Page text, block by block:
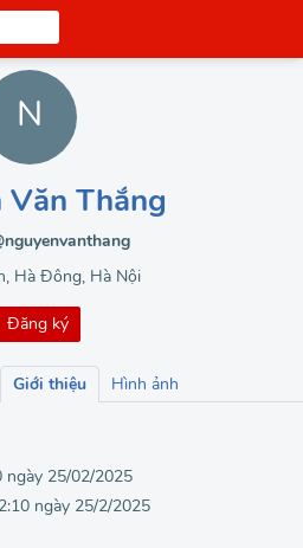
N
Văn Thắng
Hà Đông, Hà Nội
Đăng ký
Giới thiệu Hình ảnh
ngày 25/02/2025
ngày 25/2/2025